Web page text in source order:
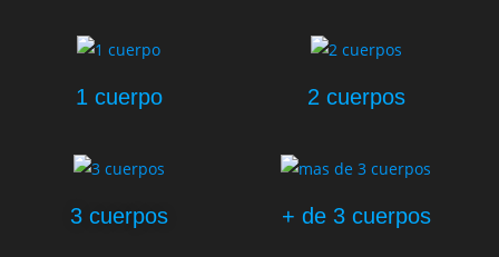
1 cuerpo 2 cuerpos
3 cuerpos + de 3 cuerpos